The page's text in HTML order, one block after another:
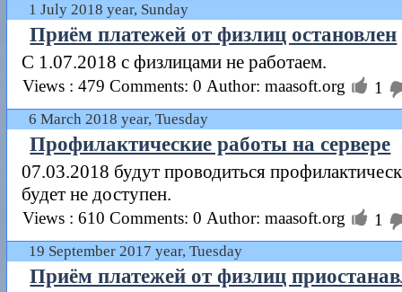
1 July 2018 year, Sunday
Приём платежей от физлиц остановлен
С 1.07.2018 с физлицами не работаем.
Views : 479 Comments: 0 Author: maasoft.org  1
6 March 2018 year, Tuesday
Профилактические работы на сервере
07.03.2018 будут проводиться
будет не доступен.
Views : 610 Comments: 0 Author: maasoft.org  1
19 September 2017 year, Tuesday
Приём платежей от физлиц